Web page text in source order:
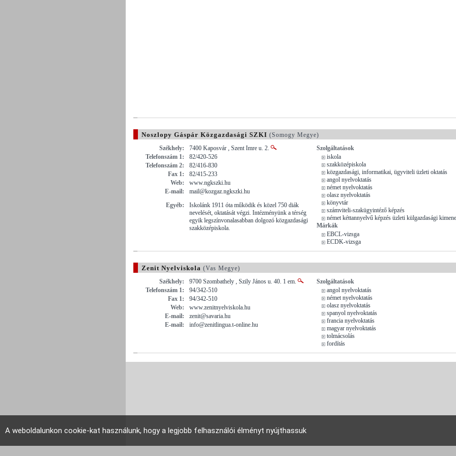
Noszlopy Gáspár Közgazdasági SZKI (Somogy Megye)
Székhely:
7400 Kaposvár , Szent Imre u. 2.
Telefonszám 1:
82/420-526
Telefonszám 2:
82/416-830
Fax 1:
82/415-233
Web:
www.ngkszki.hu
E-mail:
mail@kozgaz.ngkszki.hu
Egyéb:
Iskolánk 1911 óta működik és közel 750 diák
nevelését, oktatását végzi. Intézményünk a térség
egyik legszínvonalasabban dolgozó közgazdasági
szakközépiskola.
Szolgáltatások
iskola
szakközépiskola
közgazdasági, informatikai, ügyviteli üzleti oktatás
angol nyelvoktatás
német nyelvoktatás
olasz nyelvoktatás
könyvtár
számviteli-szakügyintéző képzés
német kéttannyelvű képzés üzleti külgazdasági
Márkák
EBCL-vizsga
ECDK-vizsga
Zenit Nyelviskola (Vas Megye)
Székhely:
9700 Szombathely , Szily János u. 40. 1 em.
Telefonszám 1:
94/342-510
Fax 1:
94/342-510
Web:
www.zenitnyelviskola.hu
E-mail:
zenit@savaria.hu
E-mail:
info@zenitlingua.t-online.hu
Szolgáltatások
angol nyelvoktatás
német nyelvoktatás
olasz nyelvoktatás
spanyol nyelvoktatás
francia nyelvoktatás
magyar nyelvoktatás
tolmácsolás
fordítás
A weboldalunkon cookie-kat használunk, hogy a legjobb felhasználói élményt nyújthassuk